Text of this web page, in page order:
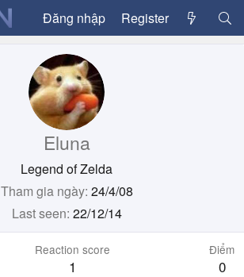
Đăng nhập Register
Eluna
Legend of Zelda
Tham gia ngày 24/4/08
Last seen 22/12/14
Reaction score
1
Điểm
0